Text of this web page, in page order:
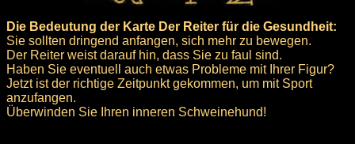
Die Bedeutung der Karte Der Reiter für die Gesundheit:
Sie sollten dringend anfangen, sich mehr zu bewegen.
Der Reiter weist darauf hin, dass Sie zu faul sind.
Haben Sie eventuell auch etwas Probleme mit Ihrer Figur?
Jetzt ist der richtige Zeitpunkt gekommen, um mit Sport
anzufangen.
Überwinden Sie Ihren inneren Schweinehund!